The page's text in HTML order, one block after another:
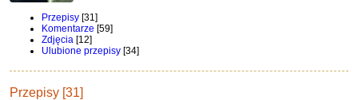
Przepisy [31]
Komentarze [59]
Zdjęcia [12]
Ulubione przepisy [34]
Przepisy [31]